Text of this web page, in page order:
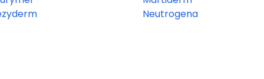
Neutrogena